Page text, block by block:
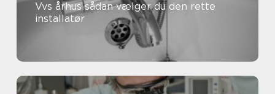
Vvs århus sådan vælger du den rette
installatør